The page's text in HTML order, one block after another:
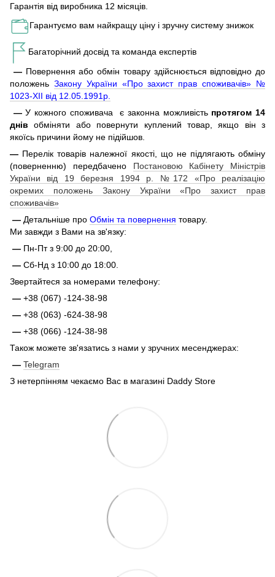
Гарантія від виробника 12 місяців.
Гарантуємо вам найкращу ціну і зручну систему знижок
Багаторічний досвід та команда експертів
— Повернення або обмін товару здійснюється відповідно до
положень Закону України «Про захист прав споживачів» №
1023-XII від 12.05.1991р.
—У кожного споживача є законна можливість протягом 14
днів обміняти або повернути куплений товар, якщо він з
якоїсь причини йому не підійшов.
— Перелік товарів належної якості, що не підлягають обміну
(поверненню) передбачено Постановою Кабінету Міністрів
України від 19 березня 1994 р. №172 «Про реалізацію
окремих положень Закону України «Про захист прав
споживачів»
— Детальніше про Обмін та повернення товару.
Ми завжди з Вами на зв'язку:
— Пн-Пт з 9:00 до 20:00,
— Сб-Нд з 10:00 до 18:00.
Звертайтеся за номерами телефону:
— +38 (067) -124-38-98
— +38 (063) -624-38-98
— +38 (066) -124-38-98
Також можете зв'язатись з нами у зручних месенджерах:
— Telegram
З нетерпінням чекаємо Вас в магазині Daddy Store